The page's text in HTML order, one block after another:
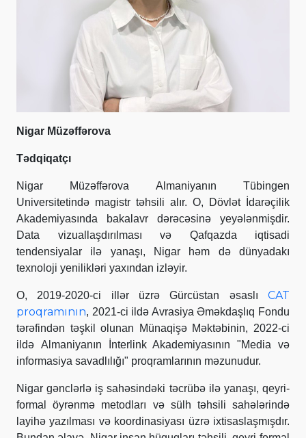
Nigar Müzəffərova
Tədqiqatçı
Nigar Müzəffərova Almaniyanın Tübingen
Universitetində magistr təhsili alır. O, Dövlət İdarəçilik
Akademiyasında bakalavr dərəcəsinə yeyələnmişdir.
Data vizuallaşdırılması və Qafqazda iqtisadi
tendensiyalar ilə yanaşı, Nigar həm də dünyadakı
texnoloji yenilikləri yaxından izləyir.
O, 2019-2020-ci illər üzrə Gürcüstan əsaslı CAT
proqramının, 2021-ci ildə Avrasiya Əməkdaşlıq Fondu
tərəfindən təşkil olunan Münaqişə Məktəbinin, 2022-ci
ildə Almaniyanın İnterlink Akademiyasının "Media və
informasiya savadlılığı" proqramlarının məzunudur.
Nigar gənclərlə iş sahəsindəki təcrübə ilə yanaşı, qeyri-
formal öyrənmə metodları və sülh təhsili sahələrində
layihə yazılması və koordinasiyası üzrə ixtisaslaşmışdır.